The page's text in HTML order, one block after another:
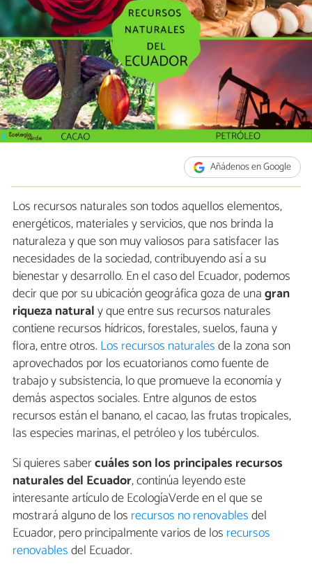
Añádenos en Google
Los recursos naturales son todos aquellos elementos,
energéticos, materiales y servicios, que nos brinda la
naturaleza y que son muy valiosos para satisfacer las
necesidades de la sociedad, contribuyendo así a su
bienestar y desarrollo. En el caso del Ecuador, podemos
decir que por su ubicación geográfica goza de unagran
riqueza naturaly que entre sus recursos naturales
contiene recursos hídricos, forestales, suelos, fauna y
flora, entre otros. Los recursos naturalesde la zona son
aprovechados por los ecuatorianos como fuente de
trabajo y subsistencia, lo que promueve la economía y
demás aspectos sociales. Entre algunos de estos
recursos están el banano, el cacao, las frutas tropicales,
las especies marinas, el petróleo y los tubérculos.
Si quieres sabercuáles son los principales recursos
naturales del Ecuador, continúa leyendo este
interesante artículo de EcologíaVerde en el que se
mostrará alguno de los recursos no renovablesdel
Ecuador, pero principalmente varios de los recursos
renovablesdel Ecuador.